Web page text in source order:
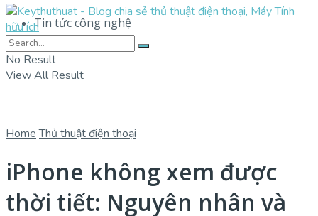
Tin tức công nghệ
No Result
View All Result
Home Thủ thuật điện thoại
iPhone không xem được
thời tiết: Nguyên nhân và